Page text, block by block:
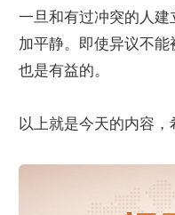
一旦和有过冲突的人
加平静。即使异议不
也是有益的。
以上就是今天的内容，